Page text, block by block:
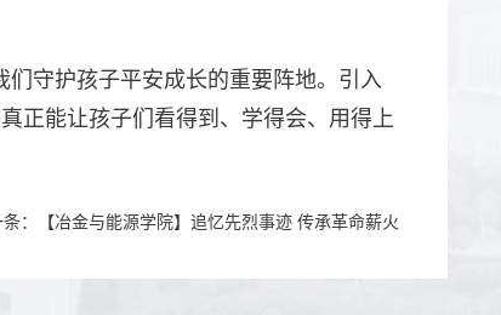
守护孩子平安成长的重要阵地。引入
正能让孩子们看得到、学得会、用得上
： 【冶金与能源学院】追忆先烈事迹 传承革命薪火